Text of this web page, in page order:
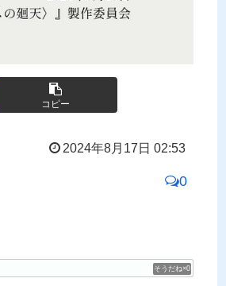
コピー
2024年8月17日 02:53
0
0